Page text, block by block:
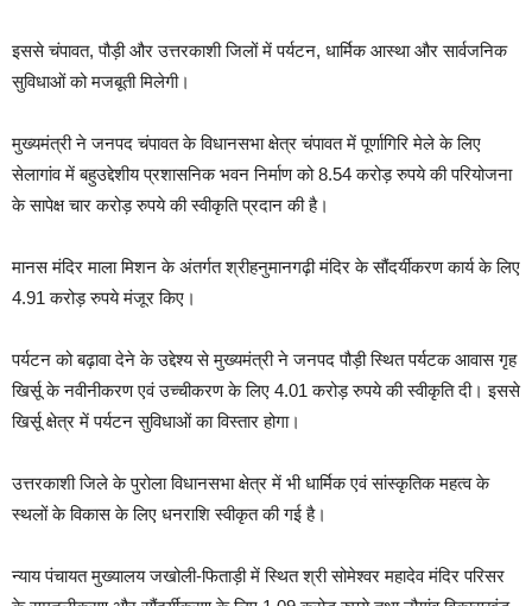
इससे चंपावत, पौड़ी और उत्तरकाशी जिलों में पर्यटन, धार्मिक आस्था और सार्वजनिक
सुविधाओं को मजबूती मिलेगी।
मुख्यमंत्री ने जनपद चंपावत के विधानसभा क्षेत्र चंपावत में पूर्णागिरि मेले के लिए
सेलागांव में बहुउद्देशीय प्रशासनिक भवन निर्माण को 8.54 करोड़ रुपये की परियोजना
के सापेक्ष चार करोड़ रुपये की स्वीकृति प्रदान की है।
मानस मंदिर माला मिशन के अंतर्गत श्रीहनुमानगढ़ी मंदिर के सौंदर्यीकरण कार्य के लिए
4.91 करोड़ रुपये मंजूर किए।
पर्यटन को बढ़ावा देने के उद्देश्य से मुख्यमंत्री ने जनपद पौड़ी स्थित पर्यटक आवास गृह
खिर्सू के नवीनीकरण एवं उच्चीकरण के लिए 4.01 करोड़ रुपये की स्वीकृति दी। इससे
खिर्सू क्षेत्र में पर्यटन सुविधाओं का विस्तार होगा।
उत्तरकाशी जिले के पुरोला विधानसभा क्षेत्र में भी धार्मिक एवं सांस्कृतिक महत्व के
स्थलों के विकास के लिए धनराशि स्वीकृत की गई है।
न्याय पंचायत मुख्यालय जखोली-फिताड़ी में स्थित श्री सोमेश्वर महादेव मंदिर परिसर